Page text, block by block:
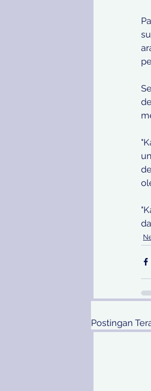
Postingan